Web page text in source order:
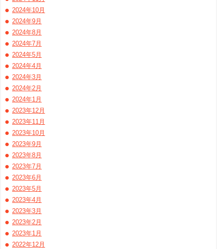
2024年10月
2024年9月
2024年8月
2024年7月
2024年5月
2024年4月
2024年3月
2024年2月
2024年1月
2023年12月
2023年11月
2023年10月
2023年9月
2023年8月
2023年7月
2023年6月
2023年5月
2023年4月
2023年3月
2023年2月
2023年1月
2022年12月